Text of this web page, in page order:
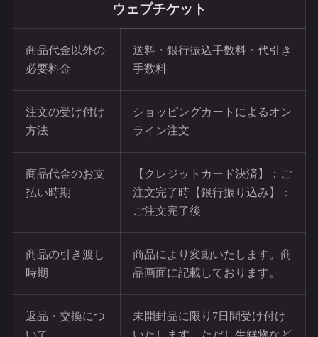
ウェブチケット
商品代金以外の
必要料金
送料・銀行振込手数料・代引き
手数料
注文の受け付け
方法
ショッピングカートによるオン
ライン注文
商品代金のお支
払い時期
【クレジットカード決済】：ご
注文完了時【銀行振り込み】：
ご注文完了後
商品の引き渡し
時期
商品により変動いたします。商
品画面に記載しております。
返品・交換につ
未開封品に限り7日間受け付け